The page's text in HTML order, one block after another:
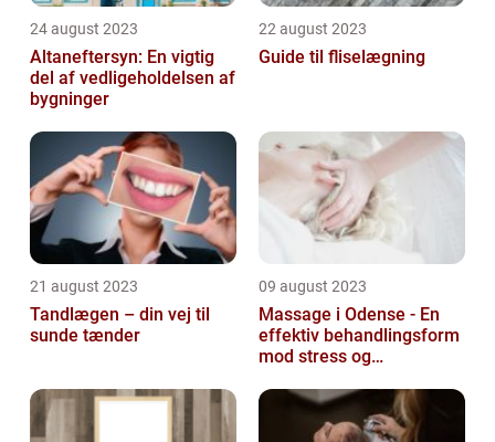
24 august 2023
Altaneftersyn: En vigtig
del af vedligeholdelsen af
bygninger
22 august 2023
Guide til fliselægning
21 august 2023
Tandlægen – din vej til
sunde tænder
09 august 2023
Massage i Odense - En
effektiv behandlingsform
mod stress og